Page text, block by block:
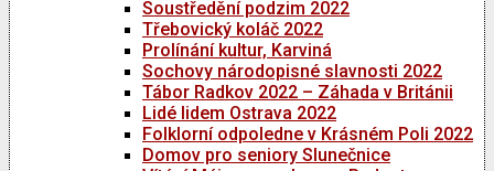
Soustředění podzim 2022
Třebovický koláč 2022
Prolínání kultur, Karviná
Sochovy národopisné slavnosti 2022
Tábor Radkov 2022 – Záhada v Británii
Lidé lidem Ostrava 2022
Folklorní odpoledne v Krásném Poli 2022
Domov pro seniory Slunečnice